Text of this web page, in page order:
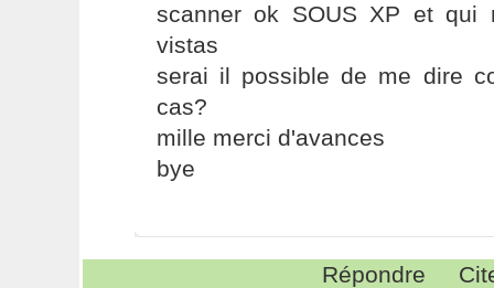
scanner ok SOUS XP et qui
vistas
serai il possible de me dire
cas?
mille merci d'avances
bye
Répondre